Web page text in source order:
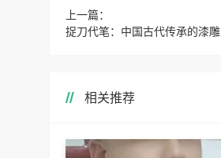
上一篇：
捉刀代笔：中国古代传承的漆雕
相关推荐